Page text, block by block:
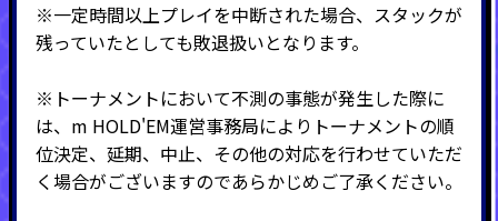
※一定時間以上プレイを中断された場合、スタックが
残っていたとしても敗退扱いとなります。
※トーナメントにおいて不測の事態が発生した際に
は、m HOLD'EM運営事務局によりトーナメントの順
位決定、延期、中止、その他の対応を行わせていただ
く場合がございますのであらかじめご了承ください。